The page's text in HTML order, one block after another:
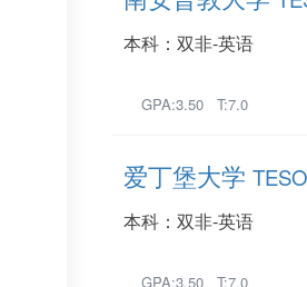
本科：双非-英语
GPA:3.50 T:7.0
爱丁堡大学
本科：双非-英语
GPA:3.50 T:7.0